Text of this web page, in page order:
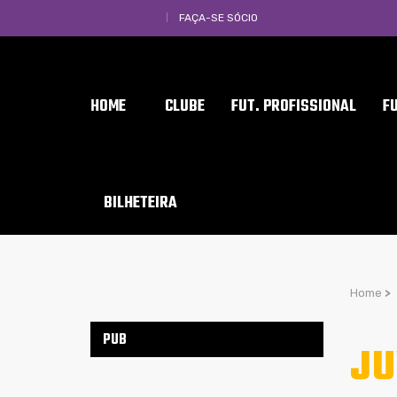
FAÇA-SE SÓCIO
HOME CLUBE FUT. PROFISSIONAL
BILHETEIRA
Home >
PUB